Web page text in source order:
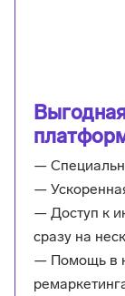
—
—
— Доступ к
сразу на
— Помощь в